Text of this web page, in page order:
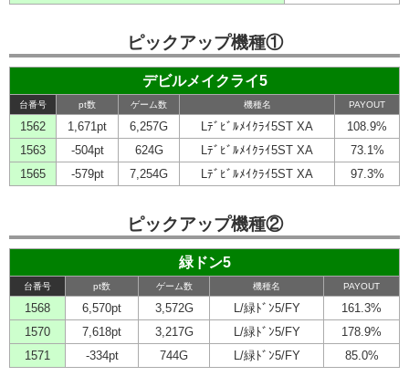
ピックアップ機種①
デビルメイクライ5
台番号 pt数 ゲーム数 機種名 PAYOUT
1562 1,671pt 6,257G Lﾃﾞﾋﾞﾙﾒｲｸﾗｲ5ST XA
108.9%
1563
-504pt 624G Lﾃﾞﾋﾞﾙﾒｲｸﾗｲ5ST XA
73.1%
1565
-579pt 7,254G Lﾃﾞﾋﾞﾙﾒｲｸﾗｲ5ST XA 97.3%
ピックアップ機種②
緑ドン5
台番号 pt数 ゲーム数 機種名 PAYOUT
1568 6,570pt 3,572G L/緑ﾄﾞﾝ5/FY
161.3%
1570
7,618pt 3,217G L/緑ﾄﾞﾝ5/FY
178.9%
1571
-334pt 744G L/緑ﾄﾞﾝ5/FY 85.0%